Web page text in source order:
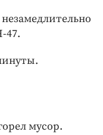
47.
мусор.